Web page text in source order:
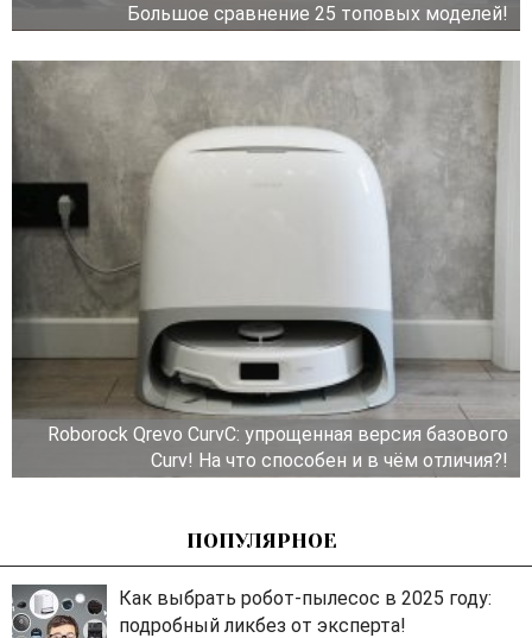
Большое сравнение 25 топовых моделей!
Roborock Qrevo CurvC: упрощенная версия базового
Curv! На что способен и в чём отличия?!
ПОПУЛЯРНОЕ
Как выбрать робот-пылесос в 2025 году:
подробный ликбез от эксперта!